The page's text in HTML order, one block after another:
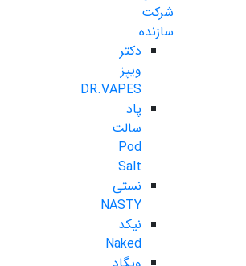
شرکت
سازنده
دکتر
ویپز
DR.VAPES
پاد
سالت
Pod
Salt
نستی
NASTY
نیکد
Naked